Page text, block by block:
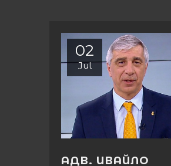
02
Jul
АДВ. ИВАЙЛО